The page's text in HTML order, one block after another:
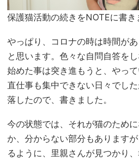
保護猫活動の続きをNOTEに書き
やっぱり、コロナの時は時間があ
と思います。色々な自問自答を
始めた事は突き進もうと、やっ
直仕事も集中できない日々でし
落したので、書きました。
今の状態では、それが猫のため
か、分からない部分もあります
るように、里親さんが見つかり